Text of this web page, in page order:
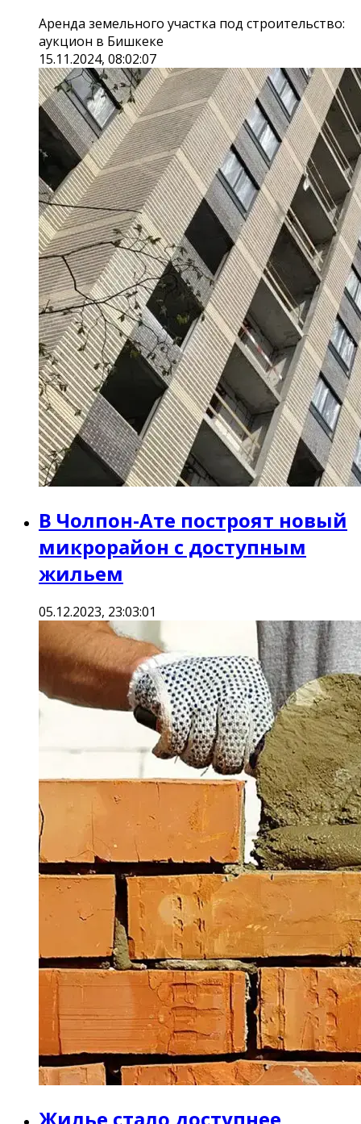
Аренда земельного участка под строительство:
аукцион в Бишкеке
15.11.2024, 08:02:07
В Чолпон-Ате построят новый
микрорайон с доступным
жильем
05.12.2023, 23:03:01